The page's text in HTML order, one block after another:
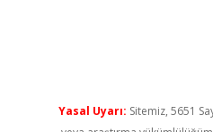
Yasal Uyarı: Sitemiz, 5651